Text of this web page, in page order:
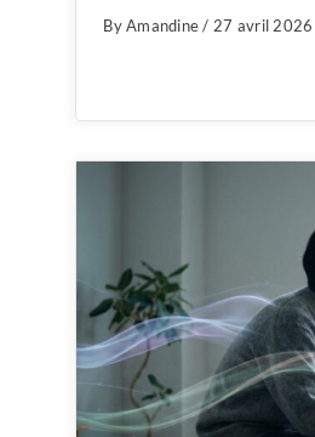
By Amandine / 27 avril 2026